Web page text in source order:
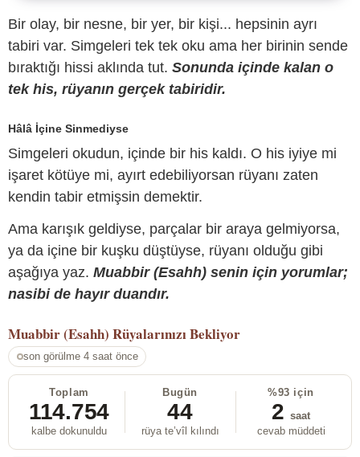
Bir olay, bir nesne, bir yer, bir kişi... hepsinin ayrı
tabiri var. Simgeleri tek tek oku ama her birinin sende
bıraktığı hissi aklında tut. Sonunda içinde kalan o
tek his, rüyanın gerçek tabiridir.
Hâlâ İçine Sinmediyse
Simgeleri okudun, içinde bir his kaldı. O his iyiye mi
işaret kötüye mi, ayırt edebiliyorsan rüyanı zaten
kendin tabir etmişsin demektir.
Ama karışık geldiyse, parçalar bir araya gelmiyorsa,
ya da içine bir kuşku düştüyse, rüyanı olduğu gibi
aşağıya yaz. Muabbir (Esahh) senin için yorumlar;
nasibi de hayır duandır.
Muabbir (Esahh) Rüyalarınızı Bekliyor
son görülme 4 saat önce
Toplam
114.754
kalbe dokunuldu
Bugün
44
rüya te’vîl kılındı
%93 için
2 saat
cevab müddeti